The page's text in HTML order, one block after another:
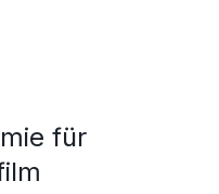
für